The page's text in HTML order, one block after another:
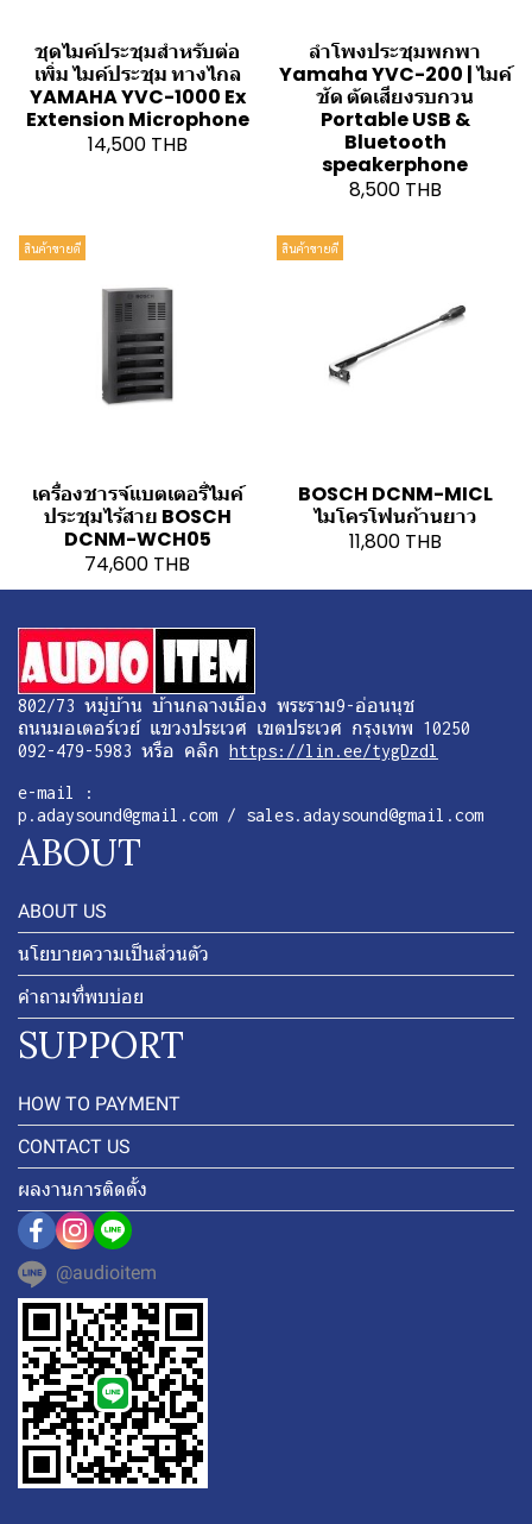
ชุดไมค์ประชุมสำหรับต่อ
เพิ่ม ไมค์ประชุม ทางไกล
YAMAHA YVC-1000 Ex
Extension Microphone
14,500 THB
ลำโพงประชุมพกพา
Yamaha YVC-200 | ไมค์
ชัด ตัดเสียงรบกวน
Portable USB &
Bluetooth
speakerphone
8,500 THB
สินค้าขายดี
เครื่องชารจ์แบตเตอรี่ไมค์
ประชุมไร้สาย BOSCH
DCNM-WCH05
74,600 THB
สินค้าขายดี
BOSCH DCNM-MICL
ไมโครโฟนก้านยาว
11,800 THB
802/73 หมู่บ้าน บ้านกลางเมือง พระราม9-อ่อนนุช
ถนนมอเตอร์เวย์ แขวงประเวศ เขตประเวศ กรุงเทพ 10250
092-479-5983 หรือ คลิก https://lin.ee/tygDzdl
e-mail :
p.adaysound@gmail.com / sales.adaysound@gmail.com
ABOUT
ABOUT US
นโยบายความเป็นส่วนตัว
คำถามที่พบบ่อย
SUPPORT
HOW TO PAYMENT
CONTACT US
ผลงานการติดตั้ง
@audioitem